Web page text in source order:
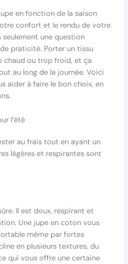
en fonction de la saison
confort et le rendu de votre
seulement une question
praticité. Porter un tissu
chaud ou trop froid, et ça
au long de la journée. Voici
aider à faire le bon choix, en
l’été
au frais tout en ayant un
légères et respirantes sont
Il est doux, respirant et
Une jupe en coton vous
même par fortes
en plusieurs textures, du
qui vous offre une certaine